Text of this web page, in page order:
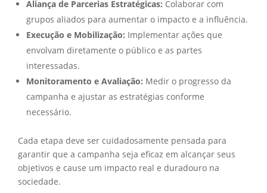
Aliança de Parcerias Estratégicas: Colaborar com
grupos aliados para aumentar o impacto e a influência.
Execução e Mobilização: Implementar ações que
envolvam diretamente o público e as partes
interessadas.
Monitoramento e Avaliação: Medir o progresso da
campanha e ajustar as estratégias conforme
necessário.
Cada etapa deve ser cuidadosamente pensada para
garantir que a campanha seja eficaz em alcançar seus
objetivos e cause um impacto real e duradouro na
sociedade.